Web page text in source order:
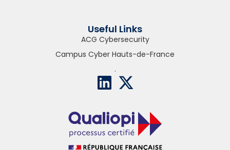
Useful Links
ACG Cybersecurity
Campus Cyber Hauts-de-France
.